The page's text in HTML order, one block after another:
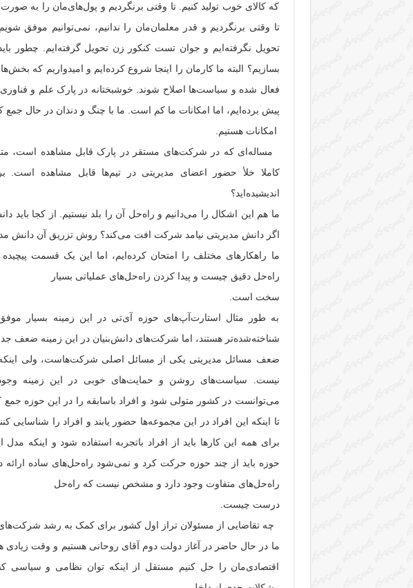
که کالای خوب تولید کنیم. تا وقتی برنگردیم و پول‌های‌مان را به
تا وقتی برنگردیم و قدر معلمان‌مان را ندانیم، نمی‌توانیم موفق
تحویل نگرفته‌ایم و جوان تست کنکور زن تحویل گرفته‌ایم. چطور
بسازیم؟ البته ما کارمان را اینجا شروع کرده‌ایم و امیدواریم که
فعال شده و سیاست‌ها اصلاح شوند. خوشبختانه در پارک علم و فناوری
پیش برده‌ایم، اما امکانات ما کم است. ما با چنگ و دندان در حال جمع
امکانات هستیم.
مساله‌ای که در شرکت‌های مستقر در پارک قابل مشاهده است،
کاملا خلأ حضور اعضای مدیریتی در تیم‌ها قابل مشاهده است.
اندیشیده‌اید؟
ما هم این اشکال را می‌دانیم و راه‌حل آن را بلد نیستیم. از کجا باید
اگر دانش مدیریتی نیامد شرکت افت می‌کند؟ روش تزریق آن دانش
ما راهکار‌های مختلف را امتحان کرده‌ایم، اما این یک قسمت
راه‌حل دقیق چیست و پیدا کردن راه‌حل‌های عملیاتی بسیار
سخت است.
به طور مثال استارت‌آپ‌های حوزه‌ آی‌تی در این زمینه بسیار
شناخته‌شده‌تر هستند، اما شرکت‌های دانش‌بنیان در این زمینه ضعف
ضعف مسائل مدیریتی یکی از مسائل اصلی شرکت‌هاست، ولی اینکه
نیست. سیاست‌های روشن و حمایت‌های خوبی در این زمینه وجود
می‌توانست در کشور متولی شود و افراد باسابقه را در این حوزه جمع
تا اینکه این افراد در این مجموعه‌ها حضور یابند و افراد را شناسایی
برای همه این کارها باید از افراد باتجربه استفاده شود و اینکه مدل
حوزه باید از چند حوزه حرکت کرد و نمی‌شود راه‌حل‌های ساده
راه‌حل‌های متفاوت وجود دارد و مشخص نیست که راه‌حل
درست چیست.
چه تقاضایی از مسئولان تراز اول کشور برای کمک به رشد شرکت‌های
ما در حال حاضر در آغاز دولت دوم آقای روحانی هستیم و وقت زیادی
اقتصادی‌مان را حل کنیم مستقل از اینکه توان نظامی و سیاسی